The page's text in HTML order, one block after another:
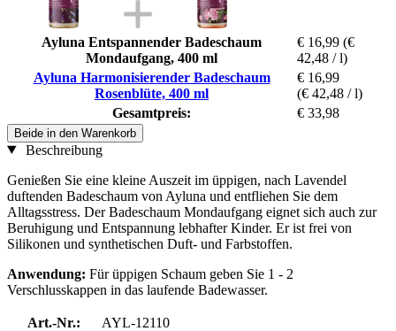
Ayluna Entspannender Badeschaum
Mondaufgang, 400 ml
€ 16,99 (€
42,48 / l)
Ayluna Harmonisierender Badeschaum
Rosenblüte, 400 ml
€ 16,99
(€ 42,48 / l)
Gesamtpreis:
€ 33,98
Beide in den Warenkorb
Beschreibung
Genießen Sie eine kleine Auszeit im üppigen, nach Lavendel
duftenden Badeschaum von Ayluna und entfliehen Sie dem
Alltagsstress. Der Badeschaum Mondaufgang eignet sich auch zur
Beruhigung und Entspannung lebhafter Kinder. Er ist frei von
Silikonen und synthetischen Duft- und Farbstoffen.
Anwendung: Für üppigen Schaum geben Sie 1 - 2
Verschlusskappen in das laufende Badewasser.
Art.-Nr.:
AYL-12110